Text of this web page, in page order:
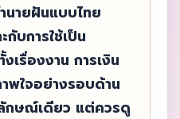
นายฝันแบบไทย
บการใช้เป็น
รื่องงาน การเงิน
พใจอย่างรอบด้าน
กษณ์เดียว แต่ควรดู